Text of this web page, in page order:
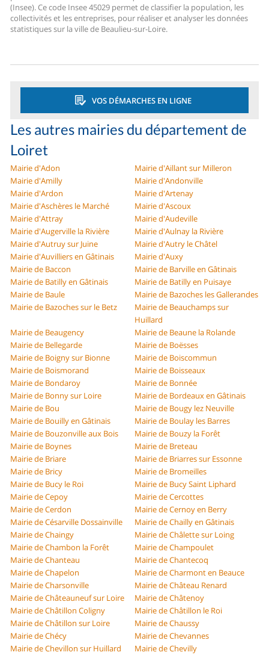
(Insee). Ce code Insee 45029 permet de classifier la population, les
collectivités et les entreprises, pour réaliser et analyser les données
statistiques sur la ville de Beaulieu-sur-Loire.
VOS DÉMARCHES EN LIGNE
Les autres mairies du département de
Loiret
Mairie d'Adon
Mairie d'Aillant sur Milleron
Mairie d'Amilly
Mairie d'Andonville
Mairie d'Ardon
Mairie d'Artenay
Mairie d'Aschères le Marché
Mairie d'Ascoux
Mairie d'Attray
Mairie d'Audeville
Mairie d'Augerville la Rivière
Mairie d'Aulnay la Rivière
Mairie d'Autruy sur Juine
Mairie d'Autry le Châtel
Mairie d'Auvilliers en Gâtinais
Mairie d'Auxy
Mairie de Baccon
Mairie de Barville en Gâtinais
Mairie de Batilly en Gâtinais
Mairie de Batilly en Puisaye
Mairie de Baule
Mairie de Bazoches les Gallerandes
Mairie de Bazoches sur le Betz
Mairie de Beauchamps sur
Huillard
Mairie de Beaugency
Mairie de Beaune la Rolande
Mairie de Bellegarde
Mairie de Boësses
Mairie de Boigny sur Bionne
Mairie de Boiscommun
Mairie de Boismorand
Mairie de Boisseaux
Mairie de Bondaroy
Mairie de Bonnée
Mairie de Bonny sur Loire
Mairie de Bordeaux en Gâtinais
Mairie de Bou
Mairie de Bougy lez Neuville
Mairie de Bouilly en Gâtinais
Mairie de Boulay les Barres
Mairie de Bouzonville aux Bois
Mairie de Bouzy la Forêt
Mairie de Boynes
Mairie de Breteau
Mairie de Briare
Mairie de Briarres sur Essonne
Mairie de Bricy
Mairie de Bromeilles
Mairie de Bucy le Roi
Mairie de Bucy Saint Liphard
Mairie de Cepoy
Mairie de Cercottes
Mairie de Cerdon
Mairie de Cernoy en Berry
Mairie de Césarville Dossainville
Mairie de Chailly en Gâtinais
Mairie de Chaingy
Mairie de Châlette sur Loing
Mairie de Chambon la Forêt
Mairie de Champoulet
Mairie de Chanteau
Mairie de Chantecoq
Mairie de Chapelon
Mairie de Charmont en Beauce
Mairie de Charsonville
Mairie de Château Renard
Mairie de Châteauneuf sur Loire
Mairie de Châtenoy
Mairie de Châtillon Coligny
Mairie de Châtillon le Roi
Mairie de Châtillon sur Loire
Mairie de Chaussy
Mairie de Chécy
Mairie de Chevannes
Mairie de Chevillon sur Huillard
Mairie de Chevilly